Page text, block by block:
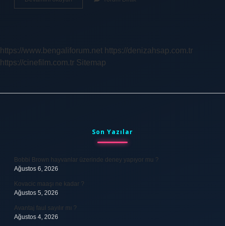
Havuç
https://www.bengaliforum.net https://denizahsap.com.tr
https://cinefilm.com.tr Sitemap
Son Yazılar
Bobbi Brown hayvanlar üzerinde deney yapıyor mu ?
Ağustos 6, 2026
Kovacic maaşı ne kadar ?
Ağustos 5, 2026
Avantaj faul sayılır mı ?
Ağustos 4, 2026